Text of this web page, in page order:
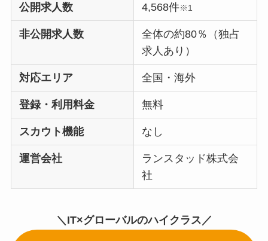
公開求人数 4,568件※1
非公開求人数
全体の約80％（独占
求人あり）
対応エリア 全国・海外
登録・利用料金 無料
スカウト機能 なし
運営会社
ランスタッド株式会
社
＼IT×グローバルのハイクラス／